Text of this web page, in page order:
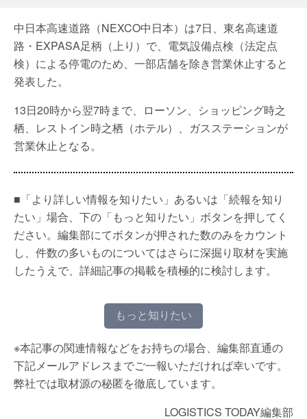
中日本高速道路（NEXCO中日本）は7日、東名高速道
路・EXPASA足柄（上り）で、電気設備点検（法定点
検）による停電のため、一部店舗を除き営業休止すると
発表した。
13日20時から翌7時まで、ローソン、ショッピング時之
栖、レストイン時之栖（ホテル）、ガスステーションが
営業休止となる。
■「より詳しい情報を知りたい」あるいは「続報を知り
たい」場合、下の「もっと知りたい」ボタンを押してく
ださい。編集部にてボタンが押された数のみをカウント
し、件数の多いものについてはさらに深掘り取材を実施
したうえで、詳細記事の掲載を積極的に検討します。
もっと知りたい
※本記事の関連情報などをお持ちの場合、編集部直通の
下記メールアドレスまでご一報いただければ幸いです。
弊社では取材源の秘匿を徹底しています。
LOGISTICS TODAY編集部